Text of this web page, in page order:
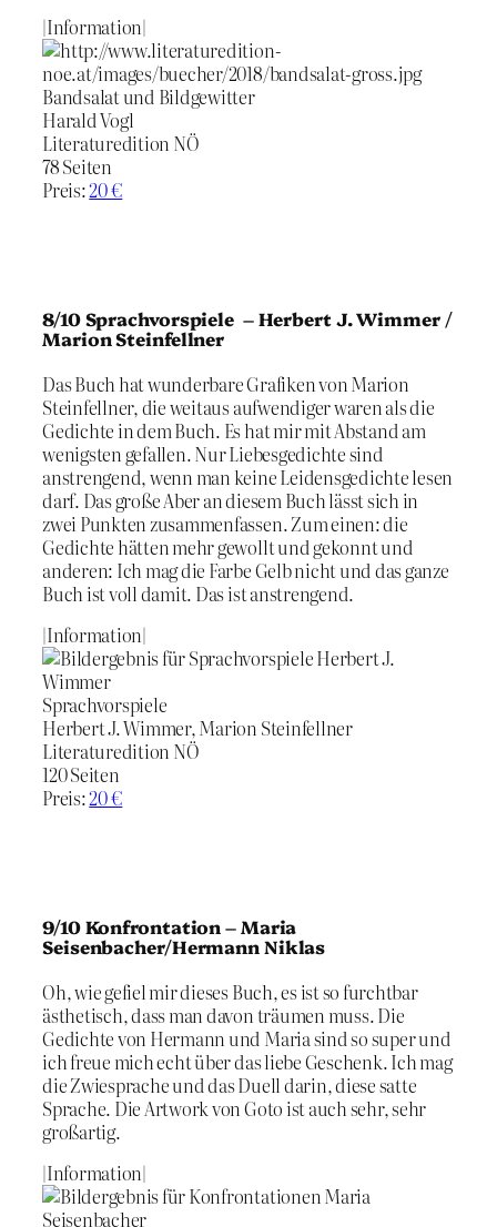
|Information|
Bandsalat und Bildgewitter
Harald Vogl
Literaturedition NÖ
78 Seiten
Preis:20 €
8/10 Sprachvorspiele – Herbert J. Wimmer /
Marion Steinfellner
Das Buch hat wunderbare Grafiken von Marion
Steinfellner, die weitaus aufwendiger waren als die
Gedichte in dem Buch. Es hat mir mit Abstand am
wenigsten gefallen. Nur Liebesgedichte sind
anstrengend, wenn man keine Leidensgedichte lesen
darf. Das große Aber an diesem Buch lässt sich in
zwei Punkten zusammenfassen. Zum einen: die
Gedichte hätten mehr gewollt und gekonnt und
anderen: Ich mag die Farbe Gelb nicht und das ganze
Buch ist voll damit. Das ist anstrengend.
|Information|
Sprachvorspiele
Herbert J. Wimmer, Marion Steinfellner
Literaturedition NÖ
120 Seiten
Preis:20 €
9/10 Konfrontation – Maria
Seisenbacher/Hermann Niklas
Oh, wie gefiel mir dieses Buch, es ist so furchtbar
ästhetisch, dass man davon träumen muss. Die
Gedichte von Hermann und Maria sind so super und
ich freue mich echt über das liebe Geschenk. Ich mag
die Zwiesprache und das Duell darin, diese satte
Sprache. Die Artwork von Goto ist auch sehr, sehr
großartig.
|Information|